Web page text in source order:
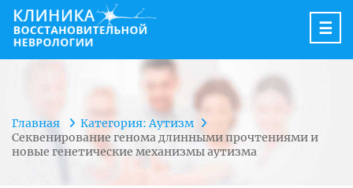
☰
Главная
Категория: Аутизм
Секвенирование генома длинными прочтениями и
новые генетические механизмы аутизма